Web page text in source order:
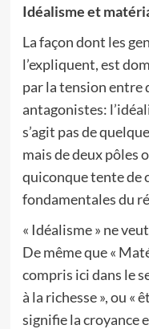
Idéalisme et
La façon dont les
l’expliquent, est
par la tension entre
antagonistes:
s’agit pas de
mais de deux pôles
quiconque tente de
fondamentales du
« Idéalisme » ne
De même que «
compris ici dans le
à la richesse », ou «
signifie la croyance